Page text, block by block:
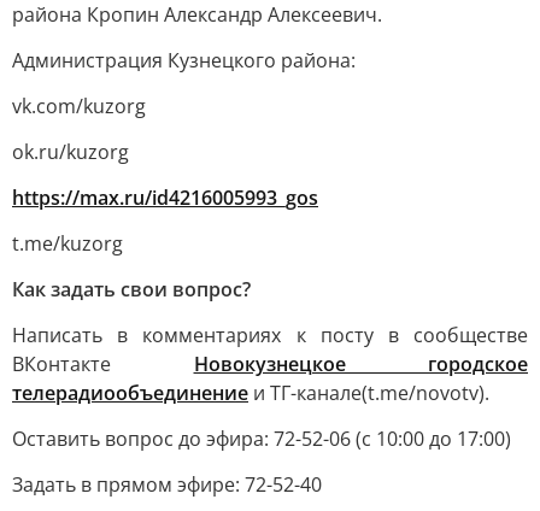
района Кропин Александр Алексеевич.
Администрация Кузнецкого района:
vk.com/kuzorg
ok.ru/kuzorg
https://max.ru/id4216005993_gos
t.me/kuzorg
Как задать свои вопрос?
Написать в комментариях к посту в сообществе
ВКонтакте Новокузнецкое городское
телерадиообъединение и ТГ-канале(t.me/novotv).
Оставить вопрос до эфира: 72-52-06 (с 10:00 до 17:00)
Задать в прямом эфире: 72-52-40